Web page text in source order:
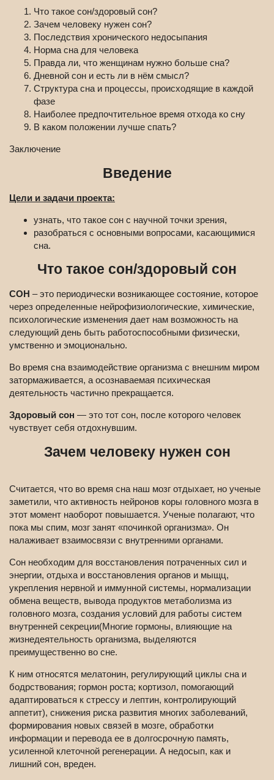
Что такое сон/здоровый сон?
Зачем человеку нужен сон?
Последствия хронического недосыпания
Норма сна для человека
Правда ли, что женщинам нужно больше сна?
Дневной сон и есть ли в нём смысл?
Структура сна и процессы, происходящие в каждой
фазе
Наиболее предпочтительное время отхода ко сну
В каком положении лучше спать?
Заключение
Введение
Цели и задачи проекта:
узнать, что такое сон с научной точки зрения,
разобраться с основными вопросами, касающимися
сна.
Что такое сон/здоровый сон
СОН – это периодически возникающее состояние, которое
через определенные нейрофизиологические, химические,
психологические изменения дает нам возможность на
следующий день быть работоспособными физически,
умственно и эмоционально.
Во время сна взаимодействие организма с внешним миром
затормаживается, а осознаваемая психическая
деятельность частично прекращается.
Здоровый сон — это тот сон, после которого человек
чувствует себя отдохнувшим.
Зачем человеку нужен сон
Считается, что во время сна наш мозг отдыхает, но ученые
заметили, что активность нейронов коры головного мозга в
этот момент наоборот повышается. Ученые полагают, что
пока мы спим, мозг занят «починкой организма». Он
налаживает взаимосвязи с внутренними органами.
Сон необходим для восстановления потраченных сил и
энергии, отдыха и восстановления органов и мыщц,
укрепления нервной и иммунной системы, нормализации
обмена веществ, вывода продуктов метаболизма из
головного мозга, создания условий для работы систем
внутренней секреции(Многие гормоны, влияющие на
жизнедеятельность организма, выделяются
преимущественно во сне.
К ним относятся мелатонин, регулирующий циклы сна и
бодрствования; гормон роста; кортизол, помогающий
адаптироваться к стрессу и лептин, контролирующий
аппетит), снижения риска развития многих заболеваний,
формирования новых связей в мозге, обработки
информации и перевода ее в долгосрочную память,
усиленной клеточной регенерации. А недосып, как и
лишний сон, вреден.